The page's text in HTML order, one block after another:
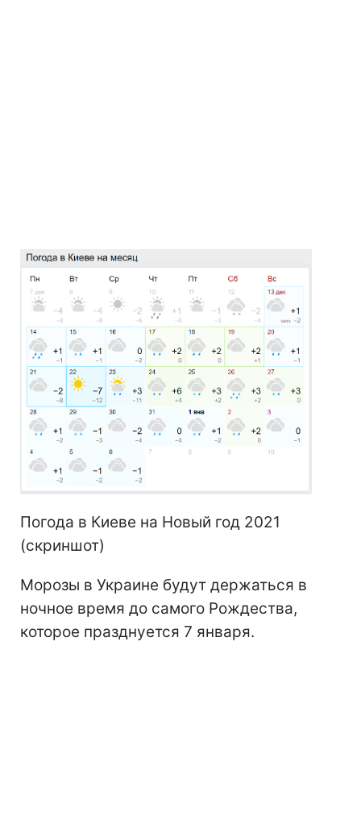
Погода в Киеве на Новый год 2021
(скриншот)
Морозы в Украине будут держаться в
ночное время до самого Рождества,
которое празднуется 7 января.